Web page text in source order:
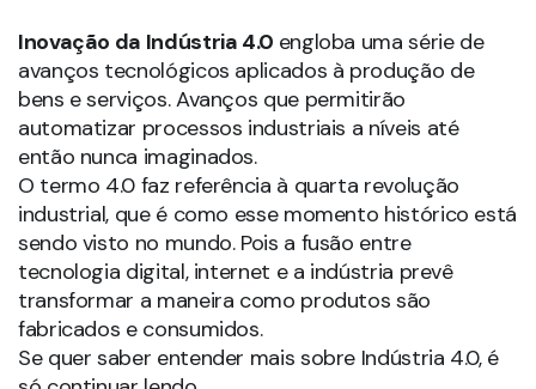
Inovação da Indústria 4.0 engloba uma série de
avanços tecnológicos aplicados à produção de
bens e serviços. Avanços que permitirão
automatizar processos industriais a níveis até
então nunca imaginados.
O termo 4.0 faz referência à quarta revolução
industrial, que é como esse momento histórico está
sendo visto no mundo. Pois a fusão entre
tecnologia digital, internet e a indústria prevê
transformar a maneira como produtos são
fabricados e consumidos.
Se quer saber entender mais sobre Indústria 4.0, é